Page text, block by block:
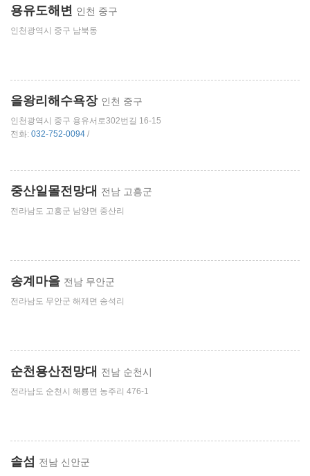
용유도해변 인천 중구
인천광역시 중구 남북동
을왕리해수욕장 인천 중구
인천광역시 중구 용유서로302번길 16-15
전화: 032-752-0094 /
중산일몰전망대 전남 고흥군
전라남도 고흥군 남양면 중산리
송계마을 전남 무안군
전라남도 무안군 해제면 송석리
순천용산전망대 전남 순천시
전라남도 순천시 해룡면 농주리 476-1
솔섬 전남 신안군